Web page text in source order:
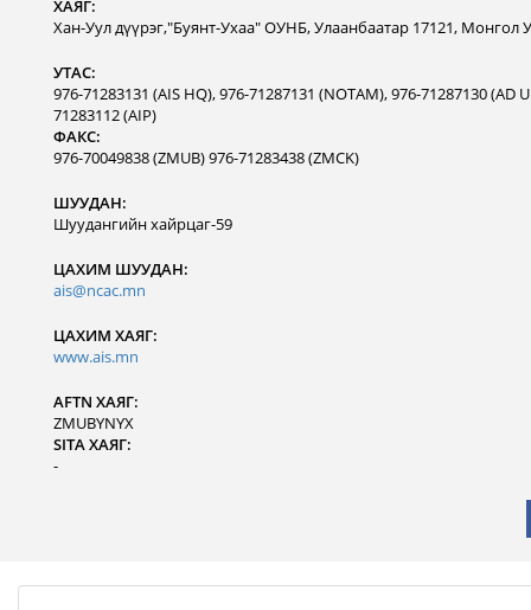
ХАЯГ:
Хан-Уул дүүрэг,"Буянт-Ухаа" ОУНБ, Улаанбаатар 17121, Монгол
УТАС:
976-71283131 (AIS HQ), 976-71287131 (NOTAM), 976-71287130 (AD
71283112 (AIP)
ФАКС:
976-70049838 (ZMUB) 976-71283438 (ZMCK)
ШУУДАН:
Шуудангийн хайрцаг-59
ЦАХИМ ШУУДАН:
ais@ncac.mn
ЦАХИМ ХАЯГ:
www.ais.mn
AFTN ХАЯГ:
ZMUBYNYX
SITA ХАЯГ:
-